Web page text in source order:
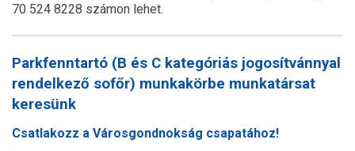
70 524 8228 számon lehet.
Parkfenntartó (B és C kategóriás jogosítvánnyal
rendelkező sofőr) munkakörbe munkatársat
keresünk
Csatlakozz a Városgondnokság csapatához!